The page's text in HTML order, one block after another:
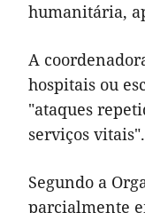
humanitária,
A
hospitais ou
"ataques
serviços vitais".
Segundo a
parcialmente